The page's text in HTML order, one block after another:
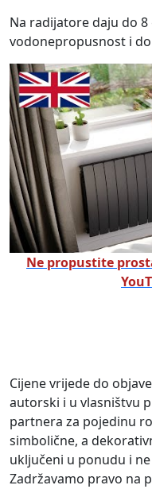
Na radijatore daju do
vodonepropusnost i
Ne propustite
Cijene vrijede do
autorski i u vlasništvu
partnera za pojedinu
simbolične, a
uključeni u ponudu i
Zadržavamo pravo na